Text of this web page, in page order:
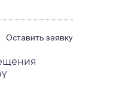
Оставить заявку